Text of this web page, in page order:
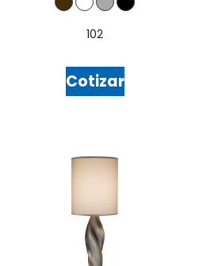
102
Cotizar